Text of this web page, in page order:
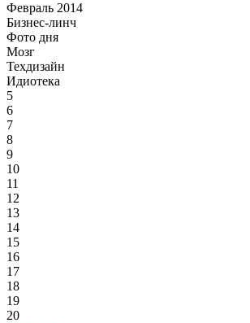
Февраль 2014
Бизнес-линч
Фото дня
Мозг
Техдизайн
Идиотека
5
6
7
8
9
10
11
12
13
14
15
16
17
18
19
20